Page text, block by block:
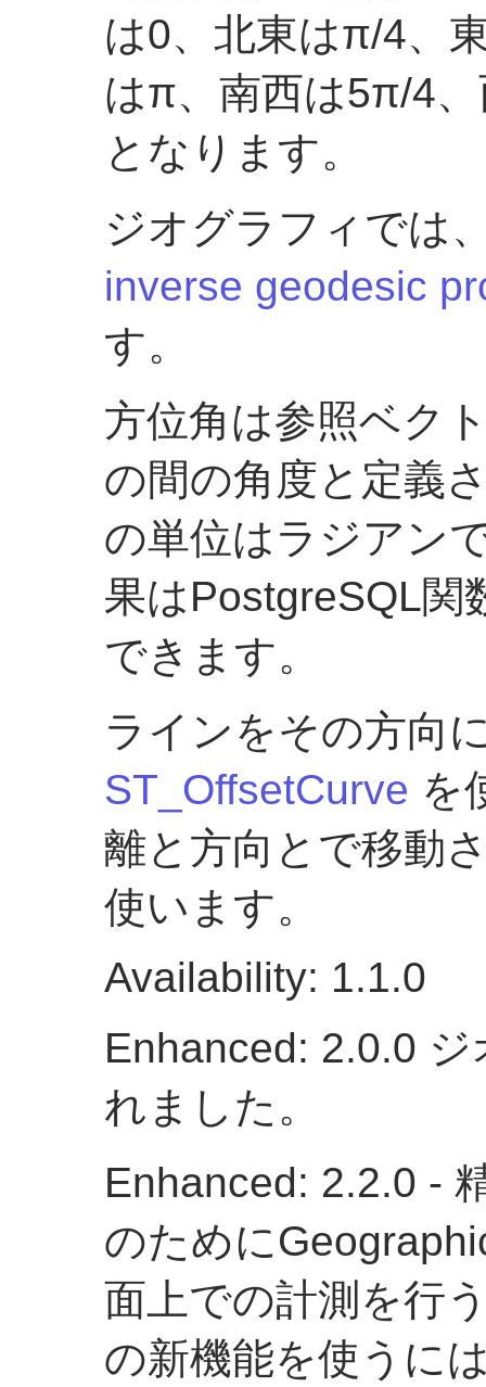
は0、北東はπ/4、
はπ、南西は5π/4
となります。
ジオグラフィでは
inverse geodesic
す。
方位角は参照ベク
の間の角度と定義
の単位はラジアン
果はPostgreSQL関
できます。
ラインをその方向
ST_OffsetCurve を
離と方向とで移動
使います。
Availability: 1.1.0
Enhanced: 2.0.0
れました。
Enhanced: 2.2.0 -
のために
面上での計測を行
の新機能を使うに